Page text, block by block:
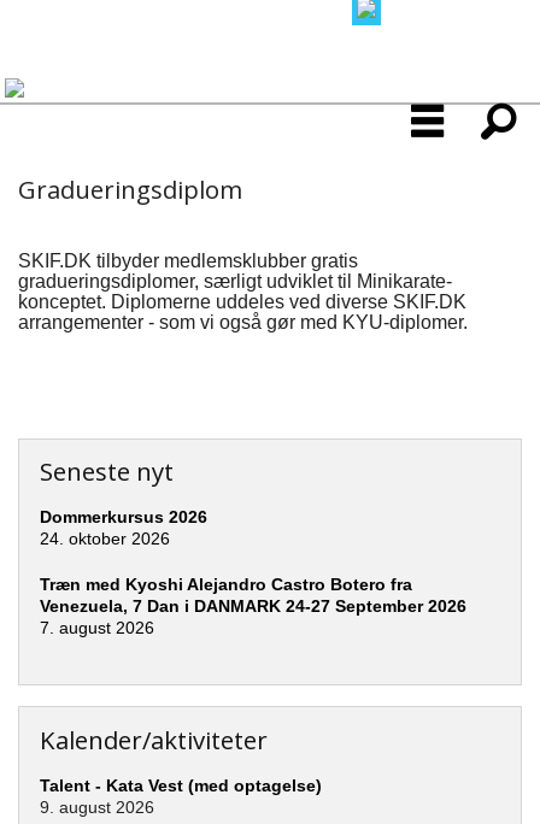
Gradueringsdiplom
SKIF.DK tilbyder medlemsklubber gratis
gradueringsdiplomer, særligt udviklet til Minikarate-
konceptet. Diplomerne uddeles ved diverse SKIF.DK
arrangementer - som vi også gør med KYU-diplomer.
Seneste nyt
Dommerkursus 2026
24. oktober 2026
Træn med Kyoshi Alejandro Castro Botero fra
Venezuela, 7 Dan i DANMARK 24-27 September 2026
7. august 2026
Kalender/aktiviteter
Talent - Kata Vest (med optagelse)
9. august 2026